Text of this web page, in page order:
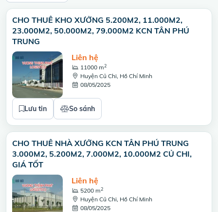
CHO THUÊ KHO XƯỞNG 5.200M2, 11.000M2,
23.000M2, 50.000M2, 79.000M2 KCN TÂN PHÚ
TRUNG
Liên hệ
11000 m2
Huyện Củ Chi, Hồ Chí Minh
08/05/2025
Lưu tin So sánh
CHO THUÊ NHÀ XƯỞNG KCN TÂN PHÚ TRUNG
3.000M2, 5.200M2, 7.000M2, 10.000M2 CỦ CHI,
GIÁ TỐT
Liên hệ
5200 m2
Huyện Củ Chi, Hồ Chí Minh
08/05/2025